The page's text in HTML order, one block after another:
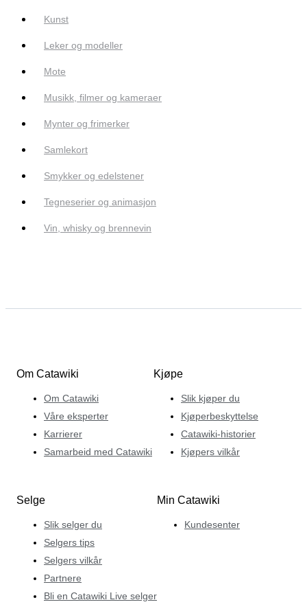
Kunst
Leker og modeller
Mote
Musikk, filmer og kameraer
Mynter og frimerker
Samlekort
Smykker og edelstener
Tegneserier og animasjon
Vin, whisky og brennevin
Om Catawiki
Om Catawiki
Våre eksperter
Karrierer
Samarbeid med Catawiki
Kjøpe
Slik kjøper du
Kjøperbeskyttelse
Catawiki-historier
Kjøpers vilkår
Selge
Slik selger du
Selgers tips
Selgers vilkår
Partnere
Bli en Catawiki Live selger
Min Catawiki
Kundesenter